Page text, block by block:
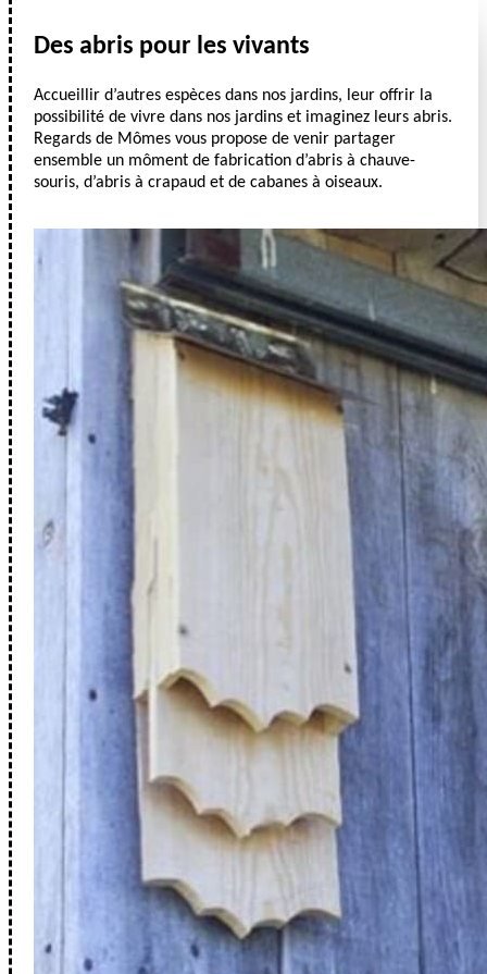
Des abris pour les vivants
Accueillir d’autres espèces dans nos jardins, leur offrir la
possibilité de vivre dans nos jardins et imaginez leurs abris.
Regards de Mômes vous propose de venir partager
ensemble un môment de fabrication d’abris à chauve-
souris, d’abris à crapaud et de cabanes à oiseaux.